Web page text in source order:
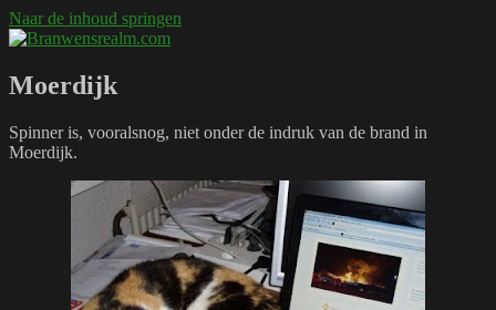
Naar de inhoud springen
Moerdijk
Spinner is, vooralsnog, niet onder de indruk van de brand in
Moerdijk.